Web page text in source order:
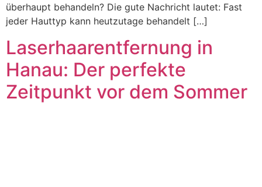
überhaupt behandeln? Die gute Nachricht lautet: Fast
jeder Hauttyp kann heutzutage behandelt […]
Laserhaarentfernung in
Hanau: Der perfekte
Zeitpunkt vor dem Sommer